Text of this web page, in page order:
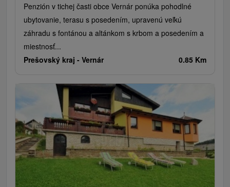
Penzión v tichej časti obce Vernár ponúka pohodlné
ubytovanie, terasu s posedením, upravenú veľkú
záhradu s fontánou a altánkom s krbom a posedením a
miestnosť...
Prešovský kraj - Vernár 0.85 Km